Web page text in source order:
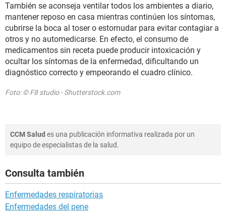
También se aconseja ventilar todos los ambientes a diario,
mantener reposo en casa mientras continúen los síntomas,
cubrirse la boca al toser o estornudar para evitar contagiar a
otros y no automedicarse. En efecto, el consumo de
medicamentos sin receta puede producir intoxicación y
ocultar los síntomas de la enfermedad, dificultando un
diagnóstico correcto y empeorando el cuadro clínico.
Foto: © F8 studio - Shutterstock.com
CCM Salud es una publicación informativa realizada por un
equipo de especialistas de la salud.
Consulta también
Enfermedades respiratorias
Enfermedades del pene